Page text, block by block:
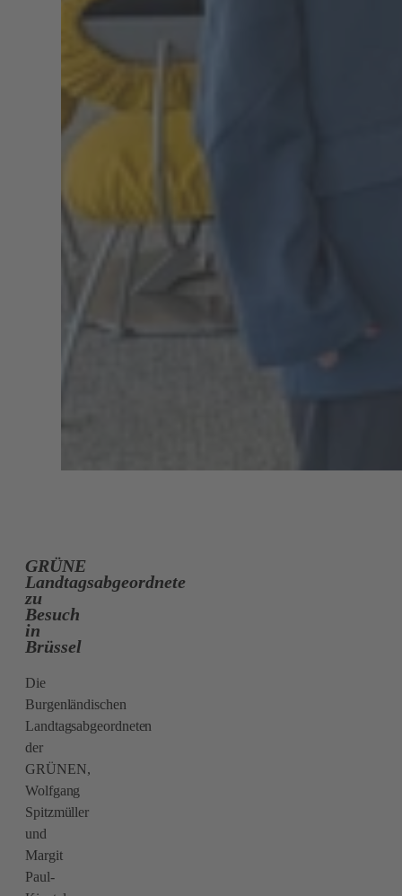
GRÜNE
Landtagsabgeordnete
zu
Besuch
in
Brüssel
Die
Burgenländischen
Landtagsabgeordneten
der
GRÜNEN,
Wolfgang
Spitzmüller
und
Margit
Paul-